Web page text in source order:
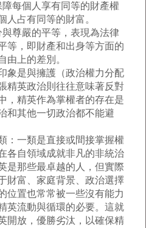
每個人享有同等的財產權
人占有同等的財富。
尊嚴的平等，表現為法律
等，即財產和出身等方面的
由上的差別。
是與擁護（政治權力分配
精英政治則往往意味著反對
，精英作為掌權者的存在是
和其他一切政治都不能避
一類是直接或間接掌握權
各自領域成就非凡的非統治
是那些最卓越的人，但實際
財富、家庭背景、政治選擇
位置也常常被一些沒有能力
英流動與循環的必要。這就
開放，優勝劣汰，以確保精